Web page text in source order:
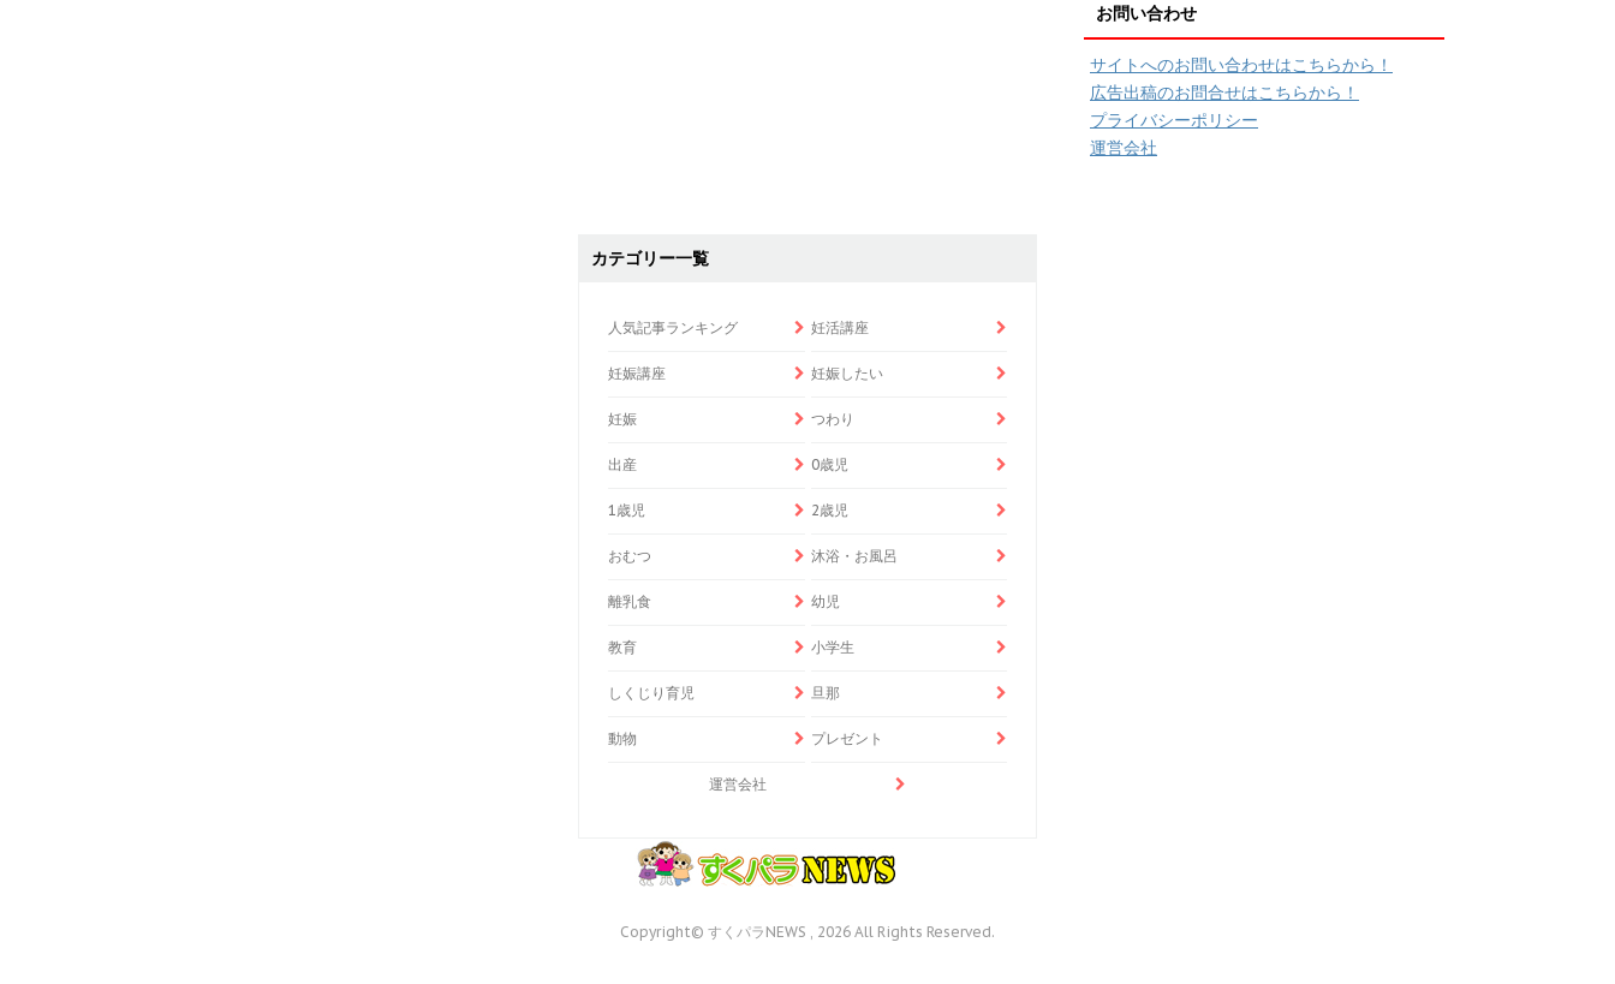
お問い合わせ
サイトへのお問い合わせはこちらから！
広告出稿のお問合せはこちらから！
プライバシーポリシー
運営会社
カテゴリー一覧
人気記事ランキング 妊活講座
妊娠講座 妊娠したい
妊娠 つわり
出産 0歳児
1歳児 2歳児
おむつ 沐浴・お風呂
離乳食 幼児
教育 小学生
しくじり育児 旦那
動物 プレゼント
運営会社
Copyright© すくパラNEWS , 2026 All Rights Reserved.